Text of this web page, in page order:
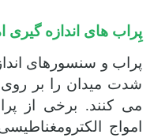
پِراب های اندازه گیری
پراب و سنسورهای
شدت میدان را بر
می کنند. برخی از
امواج